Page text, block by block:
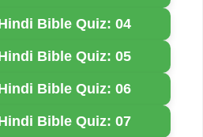
Bible Quiz: 04
Bible Quiz: 05
Bible Quiz: 06
Bible Quiz: 07